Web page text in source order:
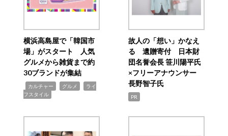
横浜高島屋で「韓国市
場」がスタート 人気
グルメから雑貨まで約
30ブランドが集結
カルチャー グルメ
ライ
フスタイル
故人の「想い」かなえ
る 遺贈寄付 日本財
団名誉会長 笹川陽平氏
×フリーアナウンサー
長野智子氏
PR